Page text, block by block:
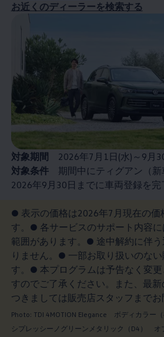
お近くのディーラーを検索する
対象期間 2026年7月1日(水)～9月
対象条件期間中にティグアン（新
2026年9月30日までに車両登録を完
● 表示の価格は2026年7月現在の価
す。● 各サービスのサポート内容
範囲があります。● 途中解約に伴
りません。● 一部お取り扱いのな
す。● 本プログラムは予告なく変更
すのでご了承ください。また、最
つきましては販売店スタッフまでお
Photo: TDI 4MOTION Elegance ボディカラー
シプレッシーノグリーンメタリック（D4） オ